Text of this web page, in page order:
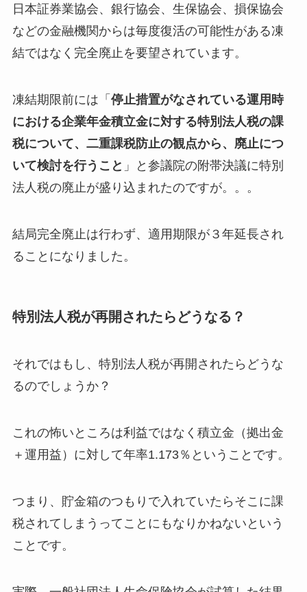
日本証券業協会、銀行協会、生保協会、損保協会
などの金融機関からは毎度復活の可能性がある凍
結ではなく完全廃止を要望されています。
凍結期限前には「 停止措置がなされている運用時
における企業年金積立金に対する特別法人税の課
税について、二重課税防止の観点から、廃止につ
いて検討を行うこと 」と参議院の附帯決議に特別
法人税の廃止が盛り込まれたのですが。。。
結局完全廃止は行わず、適用期限が３年延長され
ることになりました。
特別法人税が再開されたらどうなる？
それではもし、特別法人税が再開されたらどうな
るのでしょうか？
これの怖いところは利益ではなく積立金（拠出金
＋運用益）に対して年率1.173％ということです。
つまり、貯金箱のつもりで入れていたらそこに課
税されてしまうってことにもなりかねないという
ことです。